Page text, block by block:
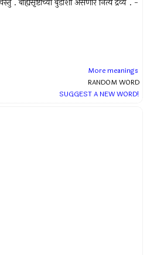
. बाह्यसृष्टीच्या बुडाशीं असणारें नित्य द्रव्य . -
More meanings
RANDOM WORD
SUGGEST A NEW WORD!